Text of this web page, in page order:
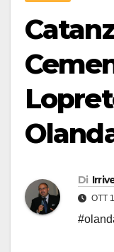
Di
OTT